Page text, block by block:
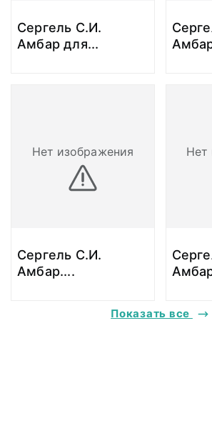
Сергель С.И.
Амбар для...
Нет изображения
Сергель С.И.
Амбар....
Нет
Показать все